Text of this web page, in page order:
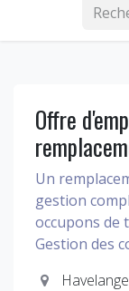
Offre
Un
gestion
occupons de
Gestion des
Havelange